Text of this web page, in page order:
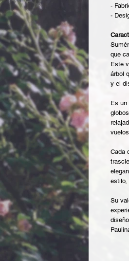
-
-
que
Este
árbol
y el
Es un
Cada
estilo,
Su